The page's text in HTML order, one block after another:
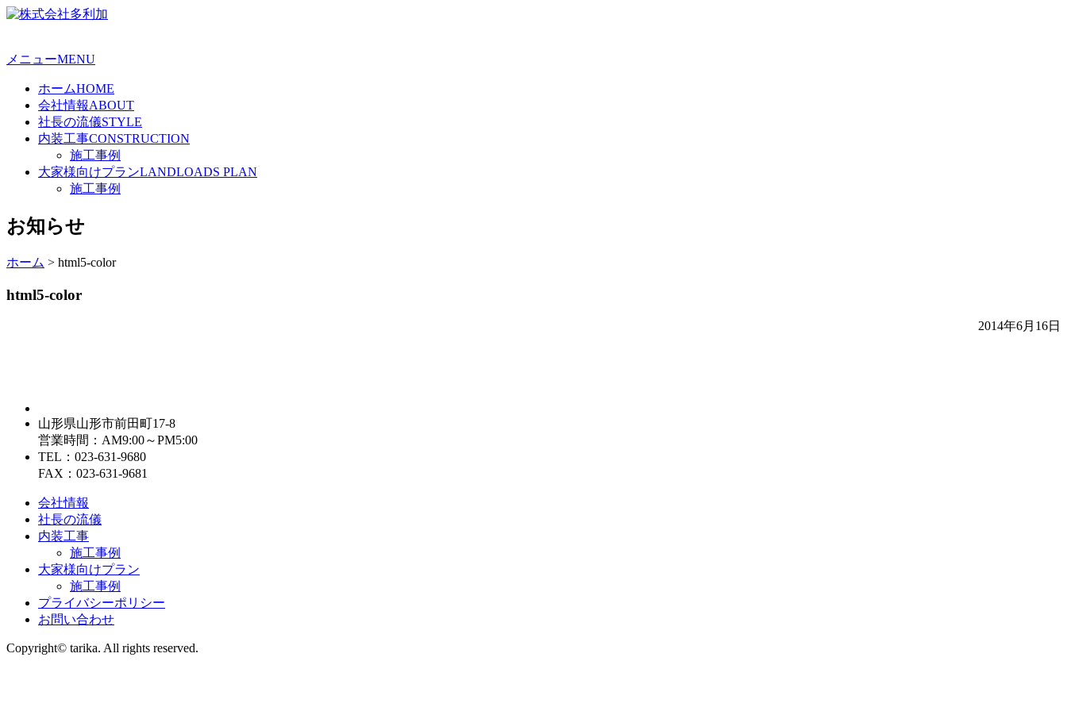
メニューMENU
ホームHOME
会社情報ABOUT
社長の流儀STYLE
内装工事CONSTRUCTION
施工事例
大家様向けプランLANDLOADS PLAN
施工事例
お知らせ
ホーム > html5-color
html5-color
2014年6月16日
山形県山形市前田町17-8
営業時間：AM9:00～PM5:00
TEL：023-631-9680
FAX：023-631-9681
会社情報
社長の流儀
内装工事
施工事例
大家様向けプラン
施工事例
プライバシーポリシー
お問い合わせ
Copyright© tarika. All rights reserved.